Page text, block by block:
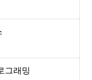
그래밍